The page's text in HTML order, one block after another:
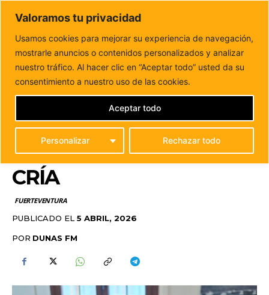
Valoramos tu privacidad
Usamos cookies para mejorar su experiencia de navegación,
mostrarle anuncios o contenidos personalizados y analizar
nuestro tráfico. Al hacer clic en “Aceptar todo” usted da su
consentimiento a nuestro uso de las cookies.
Personalizar Rechazar todo
Aceptar todo
DUNAS FM
Tu informacion de forma cercana
Inicio FUERTEVENTURA
Semana Santa en la naturaleza:
el Cabildo pide respeto en plena época...
SEMANA SANTA EN LA
NATURALEZA: EL
CABILDO PIDE RESPETO
EN PLENA ÉPOCA DE
CRÍA
FUERTEVENTURA
PUBLICADO EL 5 ABRIL, 2026
POR DUNAS FM